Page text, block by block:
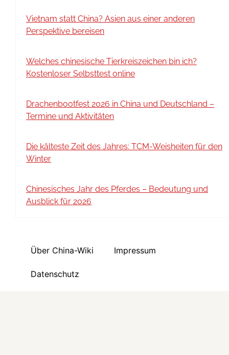
Vietnam statt China? Asien aus einer anderen
Perspektive bereisen
Welches chinesische Tierkreiszeichen bin ich?
Kostenloser Selbsttest online
Drachenbootfest 2026 in China und Deutschland –
Termine und Aktivitäten
Die kälteste Zeit des Jahres: TCM-Weisheiten für den
Winter
Chinesisches Jahr des Pferdes – Bedeutung und
Ausblick für 2026
Über China-Wiki Impressum
Datenschutz